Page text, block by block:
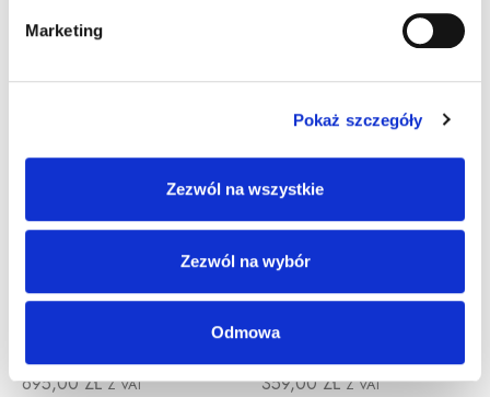
Marketing
Pokaż szczegóły
Zezwól na wszystkie
Zezwól na wybór
Odmowa
695,00ZŁ Z VAT 359,00ZŁ Z VAT